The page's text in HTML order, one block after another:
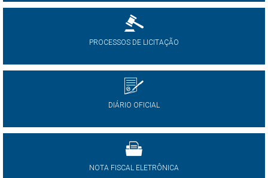
PROCESSOS DE LICITAÇÃO
DIÁRIO OFICIAL
NOTA FISCAL ELETRÔNICA